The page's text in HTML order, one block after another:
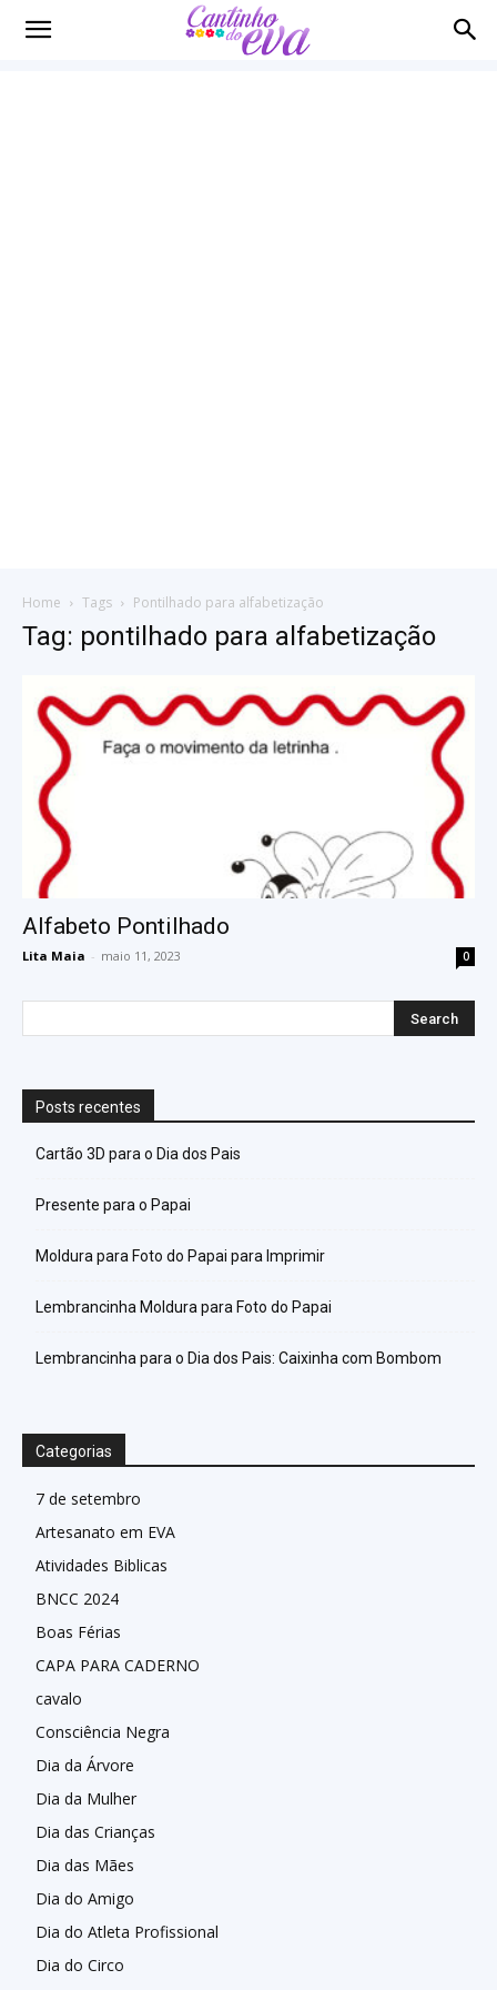
Cantinho
Home Tags Pontilhado para alfabetização
Tag: pontilhado para alfabetização
Alfabeto Pontilhado
Lita Maia - maio 11, 2023 0
Posts recentes
Cartão 3D para o Dia dos Pais
Presente para o Papai
Moldura para Foto do Papai para Imprimir
Lembrancinha Moldura para Foto do Papai
Lembrancinha para o Dia dos Pais: Caixinha com Bombom
Categorias
7 de setembro
Artesanato em EVA
Atividades Biblicas
BNCC 2024
Boas Férias
CAPA PARA CADERNO
cavalo
Consciência Negra
Dia da Árvore
Dia da Mulher
Dia das Crianças
Dia das Mães
Dia do Amigo
Dia do Atleta Profissional
Dia do Circo